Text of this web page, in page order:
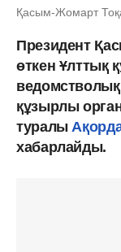
Қасым-Жомарт
Президент
өткен Ұлттық
құзырлы
туралы
хабарлайды.